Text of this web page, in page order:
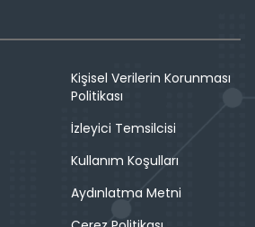
Kişisel Verilerin Korunması
Politikası
İzleyici Temsilcisi
Kullanım Koşulları
Aydınlatma Metni